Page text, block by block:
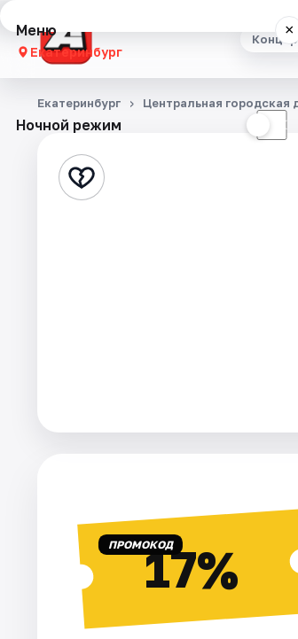
Меню ×
Екатеринбург
Концерты
Стендап
Артисты
Рейтинги
Ночной режим ☾
Екатеринбург Центральная городская
ПРОМОКОД17%